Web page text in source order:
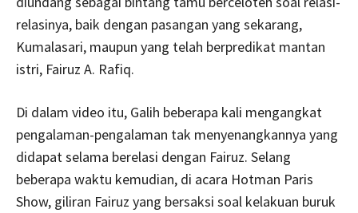
relasinya, baik dengan pasangan yang sekarang,
Kumalasari, maupun yang telah berpredikat mantan
istri, Fairuz A. Rafiq.
Di dalam video itu, Galih beberapa kali mengangkat
pengalaman-pengalaman tak menyenangkannya yang
didapat selama berelasi dengan Fairuz. Selang
beberapa waktu kemudian, di acara Hotman Paris
Show, giliran Fairuz yang bersaksi soal kelakuan buruk